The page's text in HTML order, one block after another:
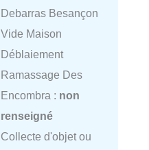
Debarras Besançon
Vide Maison
Déblaiement
Ramassage Des
Encombra : non
renseigné
Collecte d'objet ou